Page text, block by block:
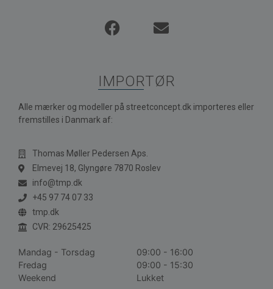
IMPORTØR
Alle mærker og modeller på streetconcept.dk importeres eller
fremstilles i Danmark af:
Thomas Møller Pedersen Aps.
Elmevej 18, Glyngøre 7870 Roslev
info@tmp.dk
+45 97 74 07 33
tmp.dk
CVR: 29625425
Mandag - Torsdag
09:00 - 16:00
Fredag
09:00 - 15:30
Weekend
Lukket